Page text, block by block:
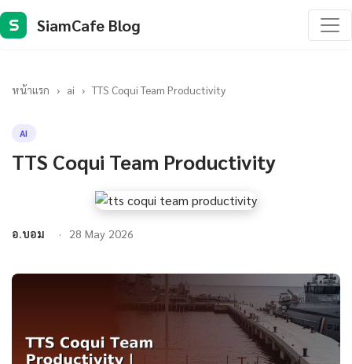
S SiamCafe Blog
หน้าแรก › ai › TTS Coqui Team Productivity
AI
TTS Coqui Team Productivity
อ.บอม 28 May 2026